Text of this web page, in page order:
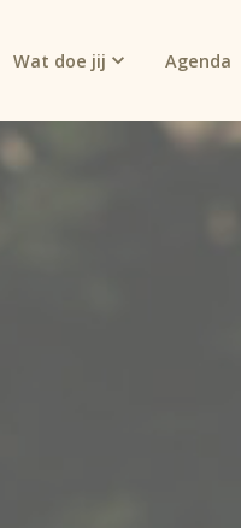
Wat doe jij Agenda